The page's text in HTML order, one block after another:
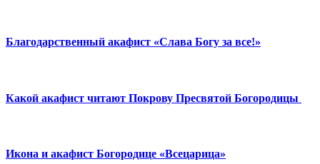
Благодарственный акафист «Слава Богу за все!»
Какой акафист читают Покрову Пресвятой Богородицы
Икона и акафист Богородице «Всецарица»